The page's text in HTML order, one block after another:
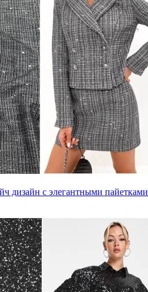
дизайн с элегантными пайетками